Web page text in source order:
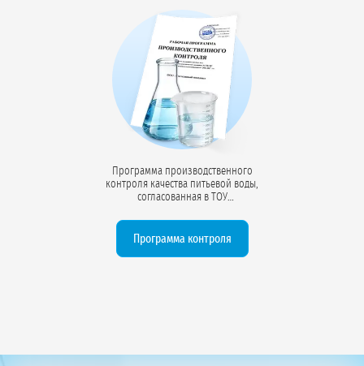
Программа производственного
контроля качества питьевой воды,
согласованная в ТОУ
периодичность отбора проб (54
компонента), точки контроля, методы
Программа контроля